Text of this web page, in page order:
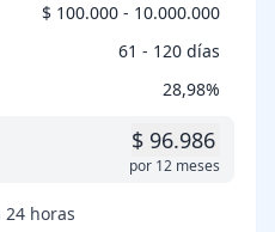
$ 100.000 - 10.000.000
61 - 120 días
28,98%
$ 96.986
por 12 meses
horas